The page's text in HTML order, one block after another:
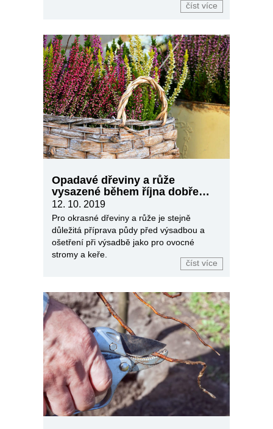
číst více
Opadavé dřeviny a růže
vysazené během října dobře
zakoření
12. 10. 2019
Pro okrasné dřeviny a růže je stejně
důležitá příprava půdy před výsadbou a
ošetření při výsadbě jako pro ovocné
stromy a keře.
číst více